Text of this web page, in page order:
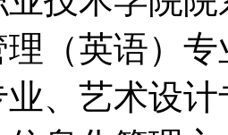
（英语）
、艺术设